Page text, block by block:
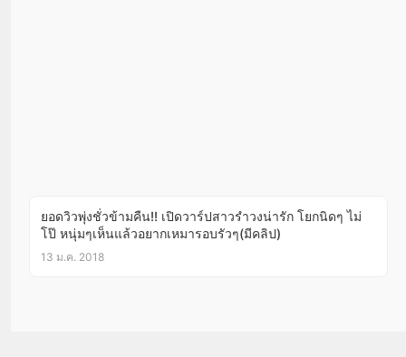
ยอดวิวพุ่งชั่วข้ามคืน!! เปิดวาร์ปสาวรำวงน่ารัก โยกนิดๆ ไม่
โป๊ หนุ่มๆเห็นแล้วอยากเหมารอบรัวๆ(มีคลิป)
13 ม.ค. 2018